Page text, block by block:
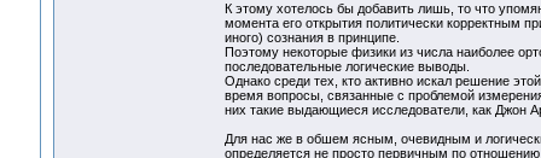
К этому хотелось бы добавить лишь, то что
момента его открытия политически корректным
иного) сознания в принципе.
Поэтому некоторые физики из числа наиболее
последовательные логические выводы.
Однако среди тех, кто активно искал решение
время вопросы, связанные с проблемой
них такие выдающиеся исследователи, как Джон
Для нас же в обшем ясным, очевидным и
определяется не просто первичным по